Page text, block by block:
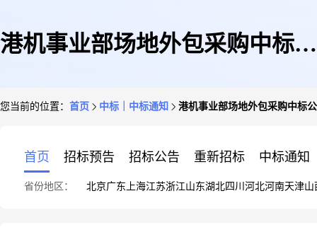
港机事业部场地外包采购中标公
您当前的位置： 首页 中标｜中标通知 港机事业部场地外包采购中标
首页 招标预告 招标公告 重新招标 中标通知
省份地区： 北京广东 上海江苏浙江山东湖北四川 河北河南天津山